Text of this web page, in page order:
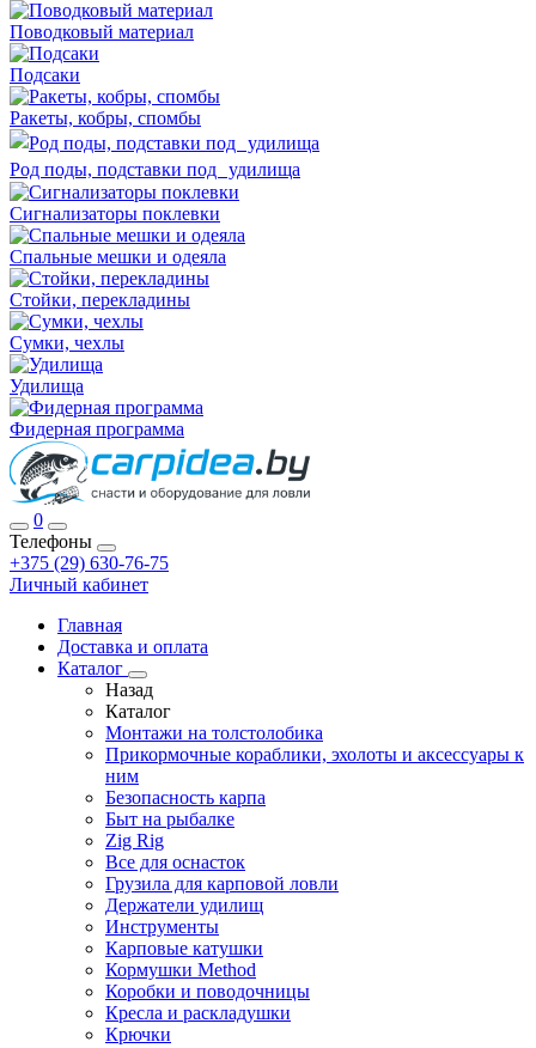
Поводковый материал
Подсаки
Ракеты, кобры, спомбы
Род поды, подставки под удилища
Сигнализаторы поклевки
Спальные мешки и одеяла
Стойки, перекладины
Сумки, чехлы
Удилища
Фидерная программа
0
Телефоны
+375 (29) 630-76-75
Личный кабинет
Главная
Доставка и оплата
Каталог
Назад
Каталог
Монтажи на толстолобика
Прикормочные кораблики, эхолоты и аксессуары к
ним
Безопасность карпа
Быт на рыбалке
Zig Rig
Все для оснасток
Грузила для карповой ловли
Держатели удилищ
Инструменты
Карповые катушки
Кормушки Method
Коробки и поводочницы
Кресла и раскладушки
Крючки